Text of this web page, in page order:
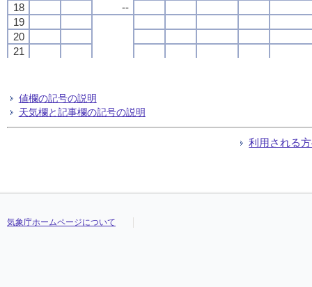
--
18
19
20
21
24
--
18
19
20
21
24
--
18
19
20
21
24
--
18
19
20
21
24
値欄の記号の説明
天気欄と記事欄の記号の説明
利用される
気象庁ホームページについて